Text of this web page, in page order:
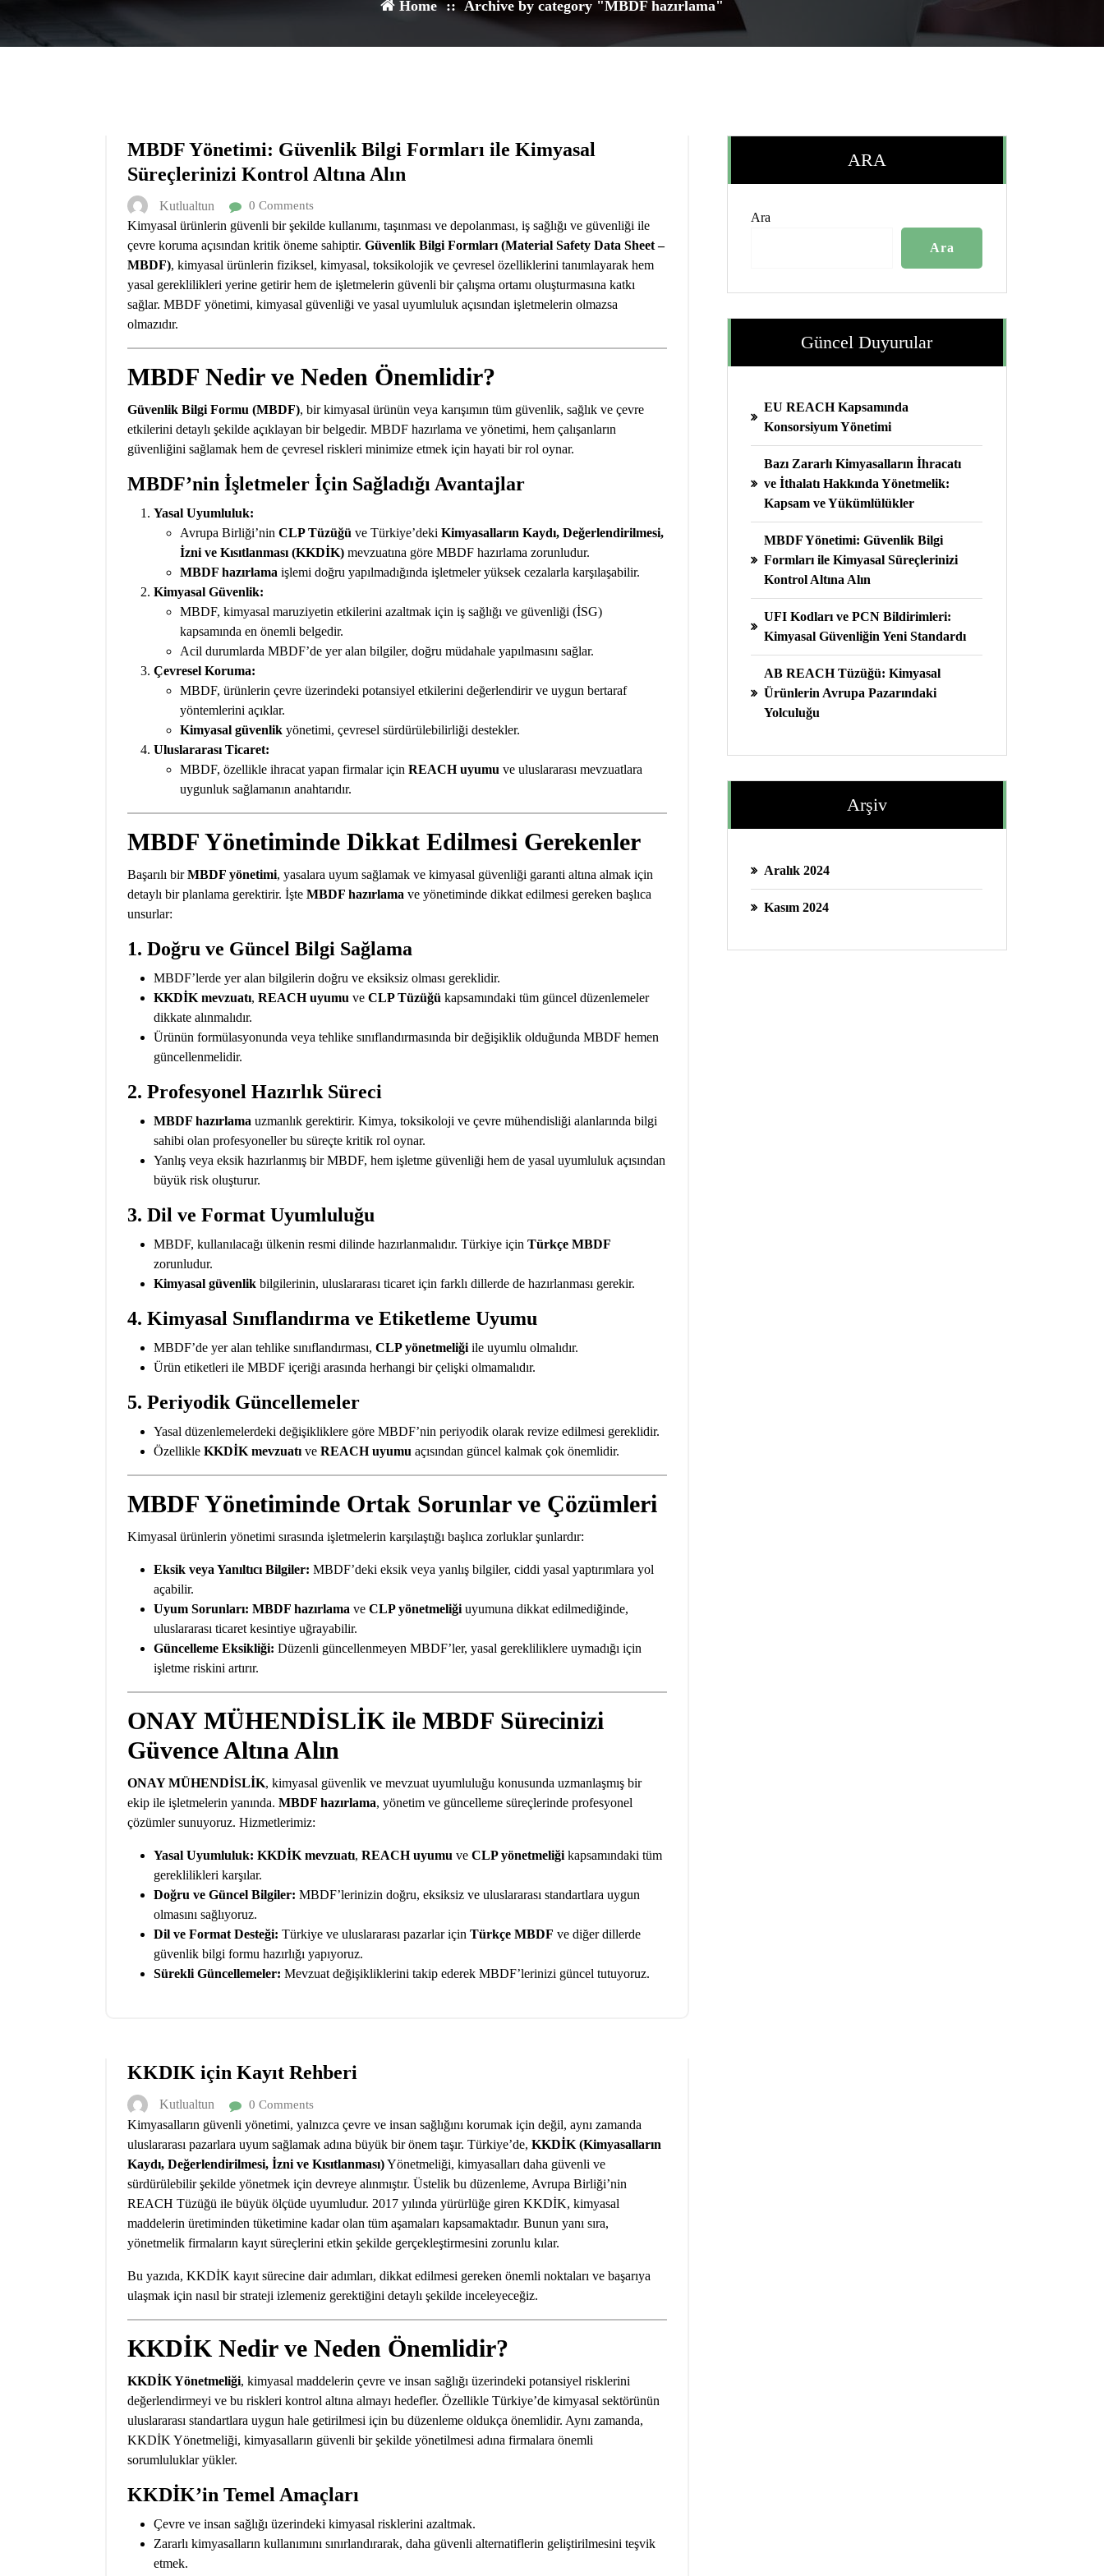
Home :: Archive by category "MBDF hazırlama"
MBDF Yönetimi: Güvenlik Bilgi Formları ile Kimyasal
Süreçlerinizi Kontrol Altına Alın
Kutlualtun 0 Comments
Kimyasal ürünlerin güvenli bir şekilde kullanımı, taşınması ve depolanması, iş sağlığı ve güvenliği ile
çevre koruma açısından kritik öneme sahiptir. Güvenlik Bilgi Formları (Material Safety Data Sheet –
MBDF), kimyasal ürünlerin fiziksel, kimyasal, toksikolojik ve çevresel özelliklerini tanımlayarak hem
yasal gereklilikleri yerine getirir hem de işletmelerin güvenli bir çalışma ortamı oluşturmasına katkı
sağlar. MBDF yönetimi, kimyasal güvenliği ve yasal uyumluluk açısından işletmelerin olmazsa
olmazıdır.
MBDF Nedir ve Neden Önemlidir?
Güvenlik Bilgi Formu (MBDF), bir kimyasal ürünün veya karışımın tüm güvenlik, sağlık ve çevre
etkilerini detaylı şekilde açıklayan bir belgedir. MBDF hazırlama ve yönetimi, hem çalışanların
güvenliğini sağlamak hem de çevresel riskleri minimize etmek için hayati bir rol oynar.
MBDF’nin İşletmeler İçin Sağladığı Avantajlar
Yasal Uyumluluk:
Avrupa Birliği’nin CLP Tüzüğü ve Türkiye’deki Kimyasalların Kaydı, Değerlendirilmesi,
İzni ve Kısıtlanması (KKDİK) mevzuatına göre MBDF hazırlama zorunludur.
MBDF hazırlama işlemi doğru yapılmadığında işletmeler yüksek cezalarla karşılaşabilir.
Kimyasal Güvenlik:
MBDF, kimyasal maruziyetin etkilerini azaltmak için iş sağlığı ve güvenliği (İSG)
kapsamında en önemli belgedir.
Acil durumlarda MBDF’de yer alan bilgiler, doğru müdahale yapılmasını sağlar.
Çevresel Koruma:
MBDF, ürünlerin çevre üzerindeki potansiyel etkilerini değerlendirir ve uygun bertaraf
yöntemlerini açıklar.
Kimyasal güvenlik yönetimi, çevresel sürdürülebilirliği destekler.
Uluslararası Ticaret:
MBDF, özellikle ihracat yapan firmalar için REACH uyumu ve uluslararası mevzuatlara
uygunluk sağlamanın anahtarıdır.
MBDF Yönetiminde Dikkat Edilmesi Gerekenler
Başarılı birMBDF yönetimi, yasalara uyum sağlamak ve kimyasal güvenliği garanti altına almak için
detaylı bir planlama gerektirir. İşte MBDF hazırlama ve yönetiminde dikkat edilmesi gereken başlıca
unsurlar:
1. Doğru ve Güncel Bilgi Sağlama
MBDF’lerde yer alan bilgilerin doğru ve eksiksiz olması gereklidir.
KKDİK mevzuatı, REACH uyumu ve CLP Tüzüğü kapsamındaki tüm güncel düzenlemeler
dikkate alınmalıdır.
Ürünün formülasyonunda veya tehlike sınıflandırmasında bir değişiklik olduğunda MBDF hemen
güncellenmelidir.
2. Profesyonel Hazırlık Süreci
MBDF hazırlama uzmanlık gerektirir. Kimya, toksikoloji ve çevre mühendisliği alanlarında bilgi
sahibi olan profesyoneller bu süreçte kritik rol oynar.
Yanlış veya eksik hazırlanmış bir MBDF, hem işletme güvenliği hem de yasal uyumluluk açısından
büyük risk oluşturur.
3. Dil ve Format Uyumluluğu
MBDF, kullanılacağı ülkenin resmi dilinde hazırlanmalıdır. Türkiye için Türkçe MBDF
zorunludur.
Kimyasal güvenlik bilgilerinin, uluslararası ticaret için farklı dillerde de hazırlanması gerekir.
4. Kimyasal Sınıflandırma ve Etiketleme Uyumu
MBDF’de yer alan tehlike sınıflandırması, CLP yönetmeliği ile uyumlu olmalıdır.
Ürün etiketleri ile MBDF içeriği arasında herhangi bir çelişki olmamalıdır.
5. Periyodik Güncellemeler
Yasal düzenlemelerdeki değişikliklere göre MBDF’nin periyodik olarak revize edilmesi gereklidir.
Özellikle KKDİK mevzuatı ve REACH uyumu açısından güncel kalmak çok önemlidir.
MBDF Yönetiminde Ortak Sorunlar ve Çözümleri
Kimyasal ürünlerin yönetimi sırasında işletmelerin karşılaştığı başlıca zorluklar şunlardır:
Eksik veya Yanıltıcı Bilgiler: MBDF’deki eksik veya yanlış bilgiler, ciddi yasal yaptırımlara yol
açabilir.
Uyum Sorunları: MBDF hazırlama ve CLP yönetmeliği uyumuna dikkat edilmediğinde,
uluslararası ticaret kesintiye uğrayabilir.
Güncelleme Eksikliği: Düzenli güncellenmeyen MBDF’ler, yasal gerekliliklere uymadığı için
işletme riskini artırır.
ONAY MÜHENDİSLİK ile MBDF Sürecinizi
Güvence Altına Alın
ONAY MÜHENDİSLİK, kimyasal güvenlik ve mevzuat uyumluluğu konusunda uzmanlaşmış bir
ekip ile işletmelerin yanında. MBDF hazırlama, yönetim ve güncelleme süreçlerinde profesyonel
çözümler sunuyoruz. Hizmetlerimiz:
Yasal Uyumluluk: KKDİK mevzuatı, REACH uyumu ve CLP yönetmeliği kapsamındaki tüm
gereklilikleri karşılar.
Doğru ve Güncel Bilgiler: MBDF’lerinizin doğru, eksiksiz ve uluslararası standartlara uygun
olmasını sağlıyoruz.
Dil ve Format Desteği: Türkiye ve uluslararası pazarlar için Türkçe MBDF ve diğer dillerde
güvenlik bilgi formu hazırlığı yapıyoruz.
Sürekli Güncellemeler: Mevzuat değişikliklerini takip ederek MBDF’lerinizi güncel tutuyoruz.
KKDIK için Kayıt Rehberi
Kutlualtun 0 Comments
Kimyasalların güvenli yönetimi, yalnızca çevre ve insan sağlığını korumak için değil, aynı zamanda
uluslararası pazarlara uyum sağlamak adına büyük bir önem taşır. Türkiye’de, KKDİK (Kimyasalların
Kaydı, Değerlendirilmesi, İzni ve Kısıtlanması)Yönetmeliği, kimyasalları daha güvenli ve
sürdürülebilir şekilde yönetmek için devreye alınmıştır. Üstelik bu düzenleme, Avrupa Birliği’nin
REACH Tüzüğü ile büyük ölçüde uyumludur. 2017 yılında yürürlüğe giren KKDİK, kimyasal
maddelerin üretiminden tüketimine kadar olan tüm aşamaları kapsamaktadır. Bunun yanı sıra,
yönetmelik firmaların kayıt süreçlerini etkin şekilde gerçekleştirmesini zorunlu kılar.
Bu yazıda, KKDİK kayıt sürecine dair adımları, dikkat edilmesi gereken önemli noktaları ve başarıya
ulaşmak için nasıl bir strateji izlemeniz gerektiğini detaylı şekilde inceleyeceğiz.
KKDİK Nedir ve Neden Önemlidir?
KKDİK Yönetmeliği, kimyasal maddelerin çevre ve insan sağlığı üzerindeki potansiyel risklerini
değerlendirmeyi ve bu riskleri kontrol altına almayı hedefler. Özellikle Türkiye’de kimyasal sektörünün
uluslararası standartlara uygun hale getirilmesi için bu düzenleme oldukça önemlidir. Aynı zamanda,
KKDİK Yönetmeliği, kimyasalların güvenli bir şekilde yönetilmesi adına firmalara önemli
sorumluluklar yükler.
KKDİK’in Temel Amaçları
Çevre ve insan sağlığı üzerindeki kimyasal risklerini azaltmak.
Zararlı kimyasalların kullanımını sınırlandırarak, daha güvenli alternatiflerin geliştirilmesini teşvik
etmek.
ARA
Ara
Ara
Güncel Duyurular
EU REACH Kapsamında
Konsorsiyum Yönetimi
Bazı Zararlı Kimyasalların İhracatı
ve İthalatı Hakkında Yönetmelik:
Kapsam ve Yükümlülükler
MBDF Yönetimi: Güvenlik Bilgi
Formları ile Kimyasal Süreçlerinizi
Kontrol Altına Alın
UFI Kodları ve PCN Bildirimleri:
Kimyasal Güvenliğin Yeni Standardı
AB REACH Tüzüğü: Kimyasal
Ürünlerin Avrupa Pazarındaki
Yolculuğu
Arşiv
Aralık 2024
Kasım 2024